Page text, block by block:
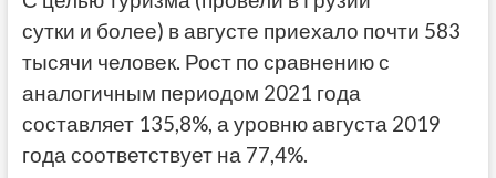
сутки и более) в августе приехало почти 583
тысячи человек. Рост по сравнению с
аналогичным периодом 2021 года
составляет 135,8%, а уровню августа 2019
года соответствует на 77,4%.